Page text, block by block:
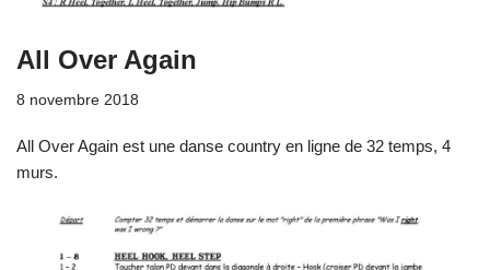
All Over Again
8 novembre 2018
All Over Again est une danse country en ligne de 32 temps, 4
murs.